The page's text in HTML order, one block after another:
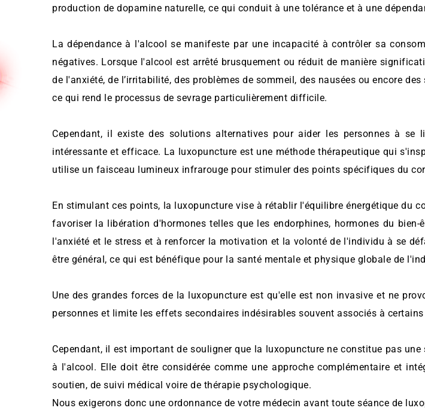
production de dopamine naturelle, ce qui conduit à une tolérance et à une
La dépendance à l'alcool se manifeste par une incapacité à contrôler sa
négatives. Lorsque l'alcool est arrêté brusquement ou réduit de manière
de l'anxiété, de l’irritabilité, des problèmes de sommeil, des nausées ou encore
ce qui rend le processus de sevrage particulièrement difficile.
Cependant, il existe des solutions alternatives pour aider les personnes à
intéressante et efficace. La luxopuncture est une méthode thérapeutique qui
utilise un faisceau lumineux infrarouge pour stimuler des points spécifiques du
En stimulant ces points, la luxopuncture vise à rétablir l'équilibre énergétique du
favoriser la libération d'hormones telles que les endorphines, hormones du
l'anxiété et le stress et à renforcer la motivation et la volonté de l'individu à se
être général, ce qui est bénéfique pour la santé mentale et physique globale de
Une des grandes forces de la luxopuncture est qu'elle est non invasive et ne
personnes et limite les effets secondaires indésirables souvent associés à
Cependant, il est important de souligner que la luxopuncture ne constitue pas
à l'alcool. Elle doit être considérée comme une approche complémentaire et
soutien, de suivi médical voire de thérapie psychologique.
Nous exigerons donc une ordonnance de votre médecin avant toute séance de